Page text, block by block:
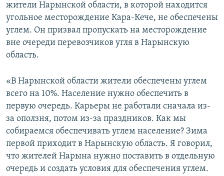
жители Нарынской области, в которой находится
угольное месторождение Кара-Кече, не обеспечены
углем. Он призвал пропускать на месторождение
вне очереди перевозчиков угля в Нарынскую
область.
«В Нарынской области жители обеспечены углем
всего на 10%. Население нужно обеспечить в
первую очередь. Карьеры не работали сначала из-
за оползня, потом из-за праздников. Как мы
собираемся обеспечивать углем население? Зима
первой приходит в Нарынскую область. Я говорил,
что жителей Нарына нужно поставить в отдельную
очередь и создать условия для обеспечения углем.